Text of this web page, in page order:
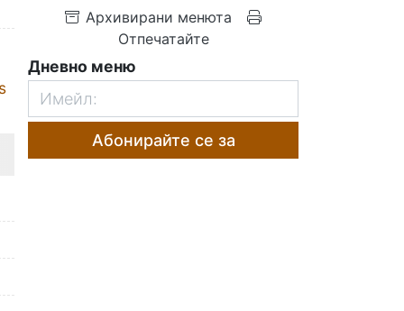
Архивирани менюта
Отпечатайте
Дневно меню
Абонирайте се за